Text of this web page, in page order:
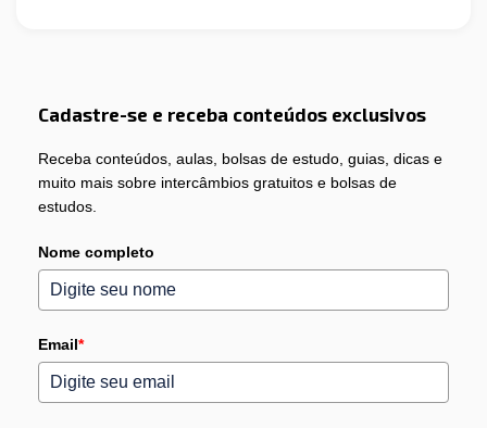
Cadastre-se e receba conteúdos exclusivos
Receba conteúdos, aulas, bolsas de estudo, guias, dicas e
muito mais sobre intercâmbios gratuitos e bolsas de
estudos.
Nome completo
Email*